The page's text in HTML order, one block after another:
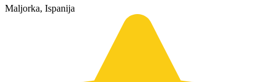
Maljorka, Ispanija